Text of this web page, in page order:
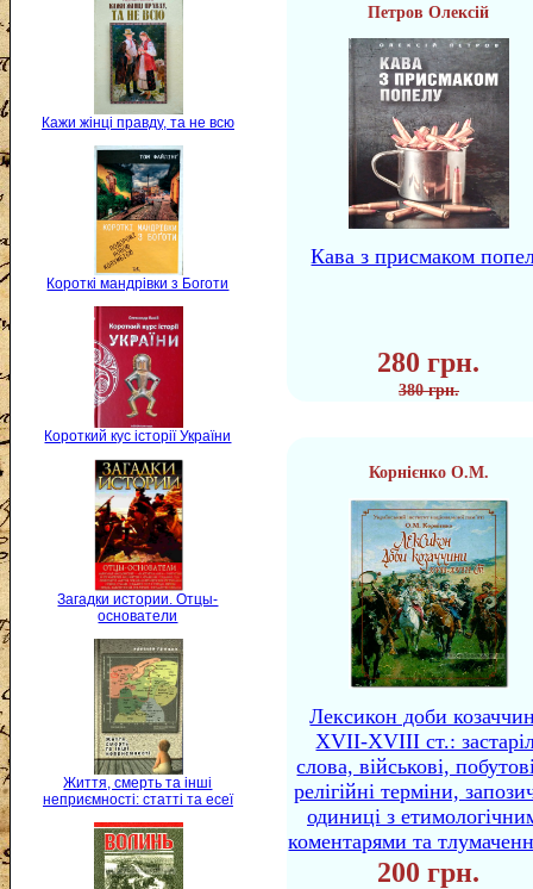
Кажи жінці правду, та не всю
Короткі мандрівки з Боготи
Короткий кус історії України
Загадки истории. Отцы-
основатели
Життя, смерть та інші
неприємності: статті та есеї
Петров Олексій
Кава з присмаком
280 грн.
380 грн.
Корнієнко О.М.
Лексикон доби
XVII-XVIII ст.:
слова, військові,
релігійні терміни,
одиниці з
коментарями та
200 грн.